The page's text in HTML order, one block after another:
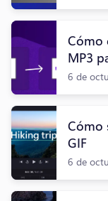
Cómo
MP3
6 de
Cómo
GIF
6 de